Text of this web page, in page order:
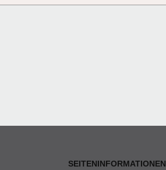
SEITENINFORMATIONEN